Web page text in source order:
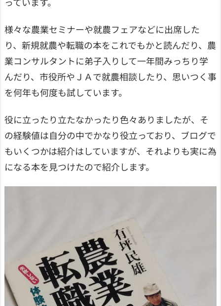
様々な農業セミナーや就農フェアなどに出席した
り、新規就農や転職の本をこれでもかと読んだり、農
業コンサルタントに弟子入りして一年間みっちり学
んだり、市役所やＪＡで就農相談したり、思いつく事
を何年も何度も試しています。
役に立ったり立たなかったり色々ありましたが、そ
の経験値は自分の中でかなり役立っており、ブログで
もいくつかは紹介はしていますが、それよりも実に為
になる本を見つけたので紹介します。